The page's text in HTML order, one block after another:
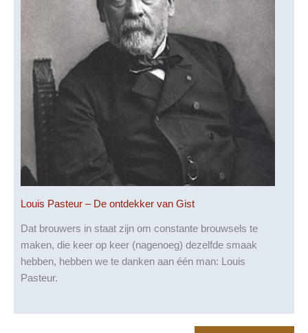
Louis Pasteur – De ontdekker van Gist
Dat brouwers in staat zijn om constante brouwsels te
maken, die keer op keer (nagenoeg) dezelfde smaak
hebben, hebben we te danken aan één man: Louis
Pasteur.